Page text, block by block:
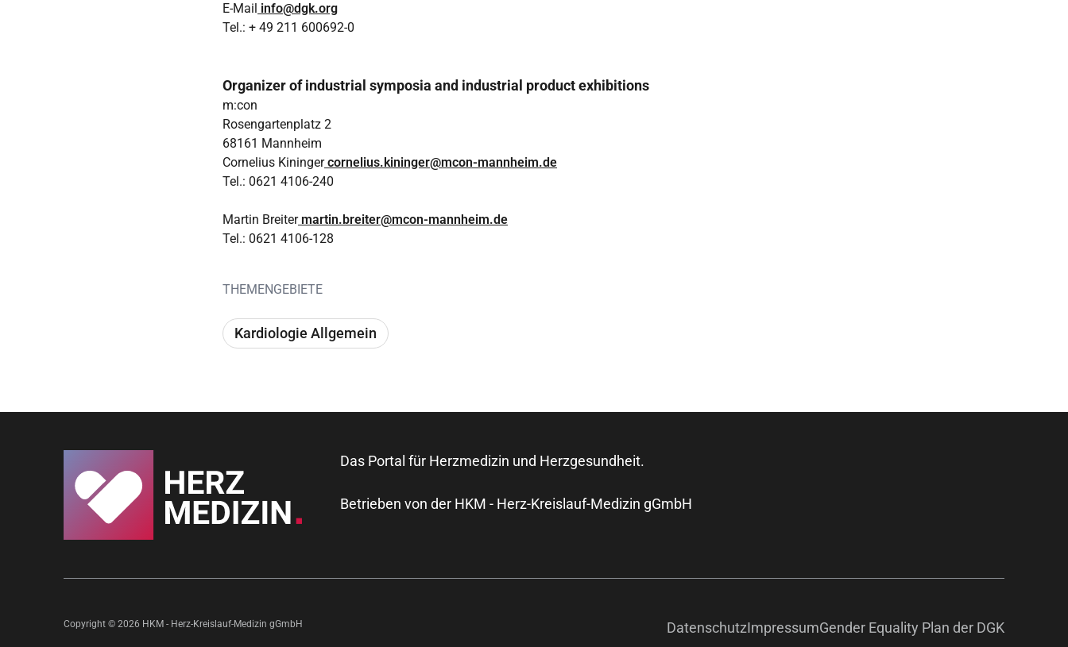
E-Mail info@dgk.org
Tel.: + 49 211 600692-0
Organizer of industrial symposia and industrial product exhibitions
m:con
Rosengartenplatz 2
68161 Mannheim
Cornelius Kiningercornelius.kininger@mcon-mannheim.de
Tel.: 0621 4106-240
Martin Breitermartin.breiter@mcon-mannheim.de
Tel.: 0621 4106-128
THEMENGEBIETE
Kardiologie Allgemein
Das Portal für Herzmedizin und Herzgesundheit.
Betrieben von der HKM - Herz-Kreislauf-Medizin gGmbH
Copyright © 2026 HKM - Herz-Kreislauf-Medizin gGmbH DatenschutzImpressumGender Equality Plan der DGK